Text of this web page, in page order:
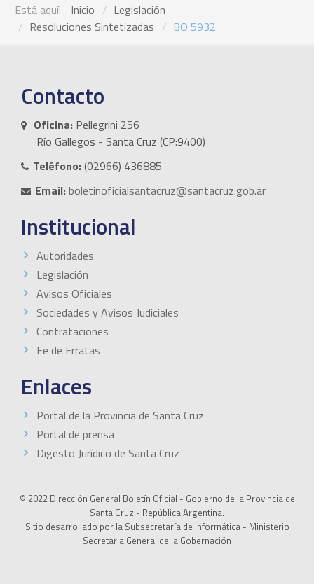
Está aquí: Inicio
Legislación
Resoluciones Sintetizadas
BO 5932
Contacto
Oficina: Pellegrini 256
Río Gallegos - Santa Cruz (CP:9400)
Teléfono:(02966) 436885
Email:boletinoficialsantacruz@santacruz.gob.ar
Institucional
Autoridades
Legislación
Avisos Oficiales
Sociedades y Avisos Judiciales
Contrataciones
Fe de Erratas
Enlaces
Portal de la Provincia de Santa Cruz
Portal de prensa
Digesto Jurídico de Santa Cruz
© 2022 Dirección General Boletín Oficial - Gobierno de la Provincia de
Santa Cruz - República Argentina.
Sitio desarrollado por la Subsecretaría de Informática - Ministerio
Secretaria General de la Gobernación